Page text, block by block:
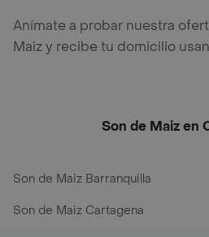
Anímate a probar nuestra
Maiz y recibe tu domicilio
Son de Maiz en
Son de Maiz Barranquilla
Son de Maiz Cartagena